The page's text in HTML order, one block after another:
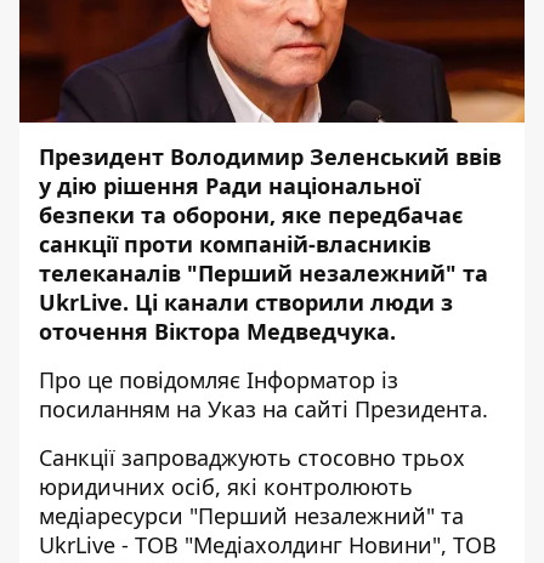
Президент Володимир Зеленський ввів
у дію рішення Ради національної
безпеки та оборони, яке передбачає
санкції проти компаній-власників
телеканалів "Перший незалежний" та
UkrLive. Ці канали створили люди з
оточення Віктора Медведчука.
Про це повідомляє Інформатор із
посиланням на Указ на сайті Президента.
Санкції запроваджують стосовно трьох
юридичних осіб, які контролюють
медіаресурси "Перший незалежний" та
UkrLive - ТОВ "Медіахолдинг Новини", ТОВ